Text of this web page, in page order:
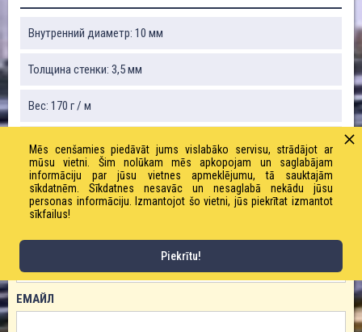
Внутренний диаметр: 10 мм
Толщина стенки: 3,5 мм
Вес: 170 г / м
Рабочее давление: 10,0 бар
ЗАКАЗАТЬ ТОВАР!
ИМЯ
ЕМАЙЛ
Mēs cenšamies piedāvāt jums vislabāko servisu, strādājot ar
mūsu vietni. Šim nolūkam mēs apkopojam un saglabājam
informāciju par jūsu vietnes apmeklējumu, tā sauktajām
sīkdatnēm. Sīkdatnes nesavāc un nesaglabā nekādu jūsu
personas informāciju. Izmantojot šo vietni, jūs piekrītat izmantot
sīkfailus!
Piekrītu!